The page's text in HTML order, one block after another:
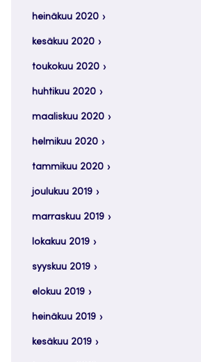
heinäkuu 2020
kesäkuu 2020
toukokuu 2020
huhtikuu 2020
maaliskuu 2020
helmikuu 2020
tammikuu 2020
joulukuu 2019
marraskuu 2019
lokakuu 2019
syyskuu 2019
elokuu 2019
heinäkuu 2019
kesäkuu 2019